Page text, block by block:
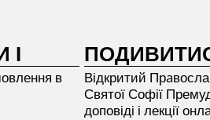
І
в
Відкритий
Святої Софії
доповіді і лекції